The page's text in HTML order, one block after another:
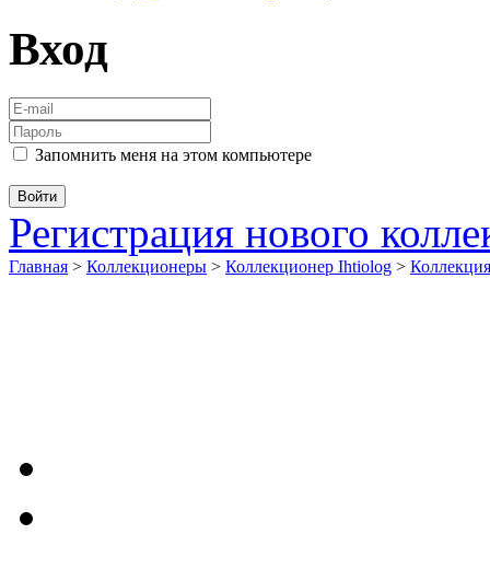
Вход
Запомнить меня на этом компьютере
Регистрация нового
Главная > Коллекционеры > Коллекционер Ihtiolog >